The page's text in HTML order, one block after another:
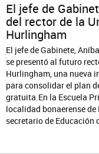
El jefe de
del rector de la
Hurlingham
El jefe de Gabinete,
se presentó al futuro
Hurlingham, una nueva
para consolidar el plan
gratuita.En la Escuela
localidad bonaerense
secretario de Educación